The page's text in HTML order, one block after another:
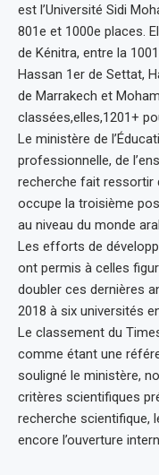
est l’Université Sidi
801e et 1000e places.
de Kénitra, entre la
Hassan 1er de Settat,
de Marrakech et
classées,elles,1201+
Le ministère de
professionnelle, de
recherche fait ressortir
occupe la troisième
au niveau du monde
Les efforts de
ont permis à celles
doubler ces dernières
2018 à six universités
Le classement du
comme étant une
souligné le ministère,
critères scientifiques
recherche scientifique,
encore l’ouverture